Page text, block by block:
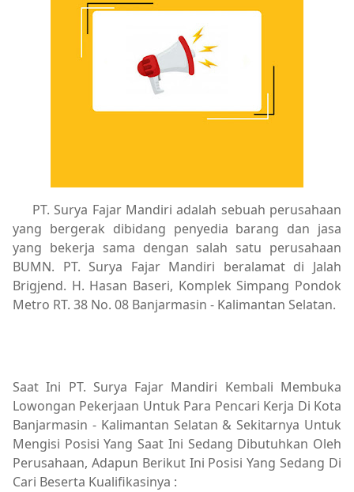
PT. Surya Fajar Mandiri adalah sebuah perusahaan
yang bergerak dibidang penyedia barang dan jasa
yang bekerja sama dengan salah satu perusahaan
BUMN. PT. Surya Fajar Mandiri beralamat di Jalah
Brigjend. H. Hasan Baseri, Komplek Simpang Pondok
Metro RT. 38 No. 08 Banjarmasin - Kalimantan Selatan.
Saat Ini PT. Surya Fajar Mandiri Kembali Membuka
Lowongan Pekerjaan Untuk Para Pencari Kerja Di Kota
Banjarmasin - Kalimantan Selatan & Sekitarnya Untuk
Mengisi Posisi Yang Saat Ini Sedang Dibutuhkan Oleh
Perusahaan, Adapun Berikut Ini Posisi Yang Sedang Di
Cari Beserta Kualifikasinya :